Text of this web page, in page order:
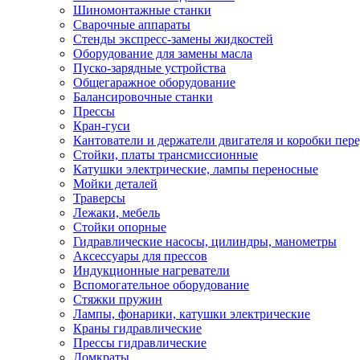
Шиномонтажные станки
Сварочные аппараты
Стенды экспресс-замены жидкостей
Оборудование для замены масла
Пуско-зарядные устройства
Общегаражное оборудование
Балансировочные станки
Прессы
Кран-гуси
Кантователи и держатели двигателя и коробки
Стойки, платы трансмиссионные
Катушки электрические, лампы переносные
Мойки деталей
Траверсы
Лежаки, мебель
Стойки опорные
Гидравлические насосы, цилиндры, манометры
Аксессуары для прессов
Индукционные нагреватели
Вспомогательное оборудование
Стяжки пружин
Лампы, фонарики, катушки электрические
Краны гидравлические
Прессы гидравлические
Домкраты